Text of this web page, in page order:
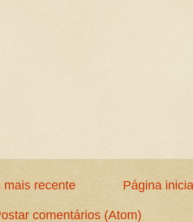
mais recente Página
comentários (Atom)